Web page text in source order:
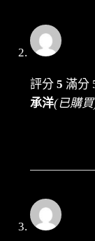
評分 5 滿分
承洋(已購